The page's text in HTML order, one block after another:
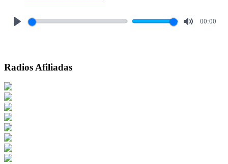
00:00
Radios Afiliadas